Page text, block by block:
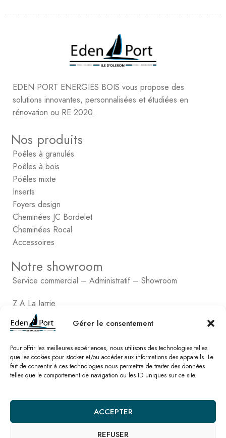
Gérer le consentement
Pour offrir les meilleures expériences, nous utilisons des technologies telles
que les cookies pour stocker et/ou accéder aux informations des appareils. Le
fait de consentir à ces technologies nous permettra de traiter des données
telles que le comportement de navigation ou les ID uniques sur ce site.
ACCEPTER
REFUSER
EDEN PORT ENERGIES BOIS vous propose des
solutions innovantes, personnalisées et étudiées en
rénovation ou RE 2020.
Nos produits
Poêles à granulés
Poêles à bois
Poêles mixte
Inserts
Foyers design
Cheminées JC Bordelet
Cheminées Rocal
Accessoires
Notre showroom
Service commercial – Administratif – Showroom
Z.A La Jarrie
4, rue Gustave Eiffel
17550 Dolus d’Oléron
Tél. : 05 46 36 23 06
Email : edenport@orange.fr
Comptabilité
2, rue de Vert-Bois – La Gaconnière